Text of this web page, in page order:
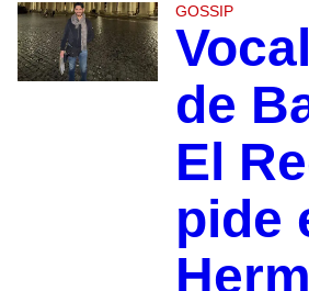
GOSSIP
de
El
pide